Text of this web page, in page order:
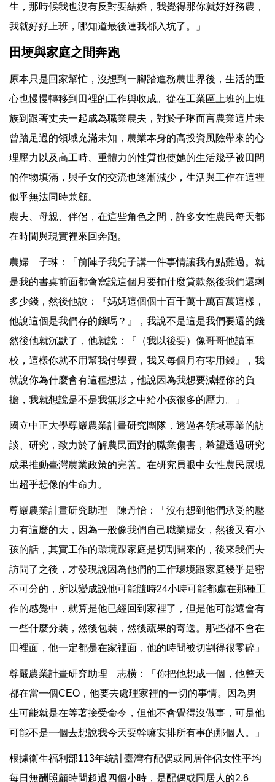
生，那時候我也沒有反對要結婚，我覺得那你就好好務農，
我就好好上班，哪知道最後連我都入坑了。」
田埂與家庭之間奔跑
原本只是回家幫忙，沒想到一腳踏進務農世界後，生活的重
心也慢慢轉移到田裡的工作與收成。從在工業區上班的上班
族到跟著丈夫一起成為職業農夫，對於子琳而言農業這片未
曾踏足過的領域充滿未知，農業本身的高投資風險帶來的心
理壓力以及高工時、重體力的性質也使她的生活幾乎被田間
的作物填滿，與子女的交流也逐漸減少，生活與工作在這裡
似乎無法同時兼顧。
農夫、母親、伴侶，在這些角色之間，許多女性農民每天都
在時間與現實裡來回奔跑。
農婦 子琳：「前陣子我兒子講一件事情讓我有點難過。就
是我的書桌前面都會寫說這個月要扣什麼貸款然後我們還剩
多少錢，然後他說：『媽媽這個個十百千萬十萬百萬這樣，
他說這個是我們存的錢嗎？』，我說不是這是我們要還的錢
然後他就沉默了，他就說：『（我以後要）像哥哥他讀軍
校，這樣你就不用幫我付學費，我又每個月有零用錢』，我
就說你為什麼會有這種想法，他說因為我想要減輕你的負
擔，我就想說是不是我無形之中給小孩很多的壓力。」
國立中正大學尊嚴農業計畫研究團隊，透過各領域專業的訪
談、研究，致力於了解農民面對的職業傷害，希望透過研究
成果推動臺灣農業政策的完善。在研究員眼中女性農民展現
出超乎想像的生命力。
尊嚴農業計畫研究助理 陳丹怡：「沒有想到他們承受的壓
力有這麼的大，因為一般像我們自己職業婦女，然後又有小
孩的話，其實工作的環境跟家庭是切割開來的，後來我們去
訪問了之後，才發現說因為他們的工作環境跟家庭幾乎是密
不可分的，所以變成說他可能隨時24小時可能都處在那種工
作的感覺中，就算是他已經回到家裡了，但是他可能還會有
一些什麼分裝，然後包裝，然後蔬果的寄送。那些都不會在
田裡面，他一定都是在家裡面，他的時間被切割得很零碎」
尊嚴農業計畫研究助理 志橫：「你把他想成一個，他整天
都在當一個CEO，他要去處理家裡的一切的事情。因為男
生可能就是在等著接受命令，但他不會覺得沒做事，可是他
可能不是一個去想說我今天要幹嘛安排所有事的那個人。」
根據衛生福利部113年統計臺灣有配偶或同居伴侶女性平均
每日無酬照顧時間超過四個小時，是配偶或同居人的2.6